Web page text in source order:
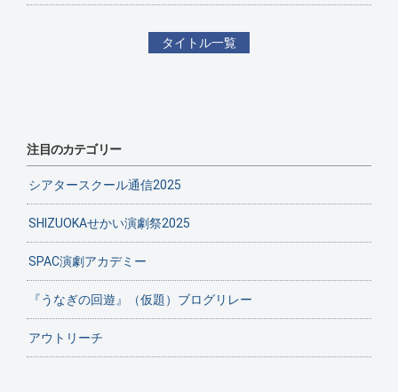
タイトル一覧
注目のカテゴリー
シアタースクール通信2025
SHIZUOKAせかい演劇祭2025
SPAC演劇アカデミー
『うなぎの回遊』（仮題）ブログリレー
アウトリーチ